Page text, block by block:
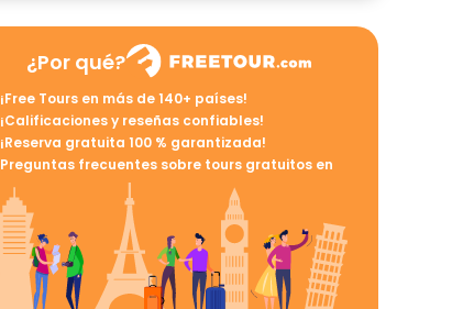
¿Por qué?
¡Free Tours en más de 140+ países!
¡Calificaciones y reseñas confiables!
¡Reserva gratuita 100 % garantizada!
Preguntas frecuentes sobre tours gratuitos en